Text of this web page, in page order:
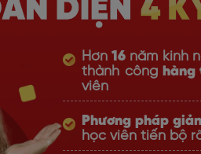
Hơn16 năm kinh
thành công hàng
viên
Phương pháp
học viên tiến bộ